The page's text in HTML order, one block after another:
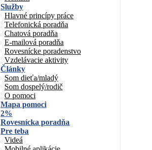
Služby
Hlavné princípy práce
Telefonická poradňa
Chatová poradňa
E-mailová poradňa
Rovesnícke poradenstvo
Vzdelávacie aktivity
Články
Som dieťa/mladý
Som dospelý/rodič
O pomoci
Mapa pomoci
2%
Rovesnícka poradňa
Pre teba
Videá